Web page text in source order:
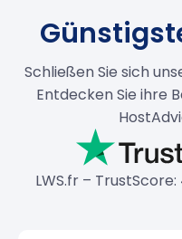
Schließen Sie sich
Entdecken Sie ihre
LWS.fr –